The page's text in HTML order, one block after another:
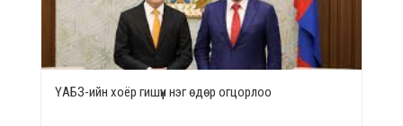
ҮАБЗ-ийн хоёр гишүүн нэг өдөр огцорлоо